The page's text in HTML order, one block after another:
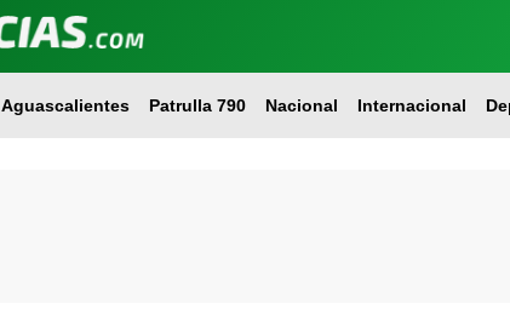
Aguascalientes Patrulla 790 Nacional Internacional